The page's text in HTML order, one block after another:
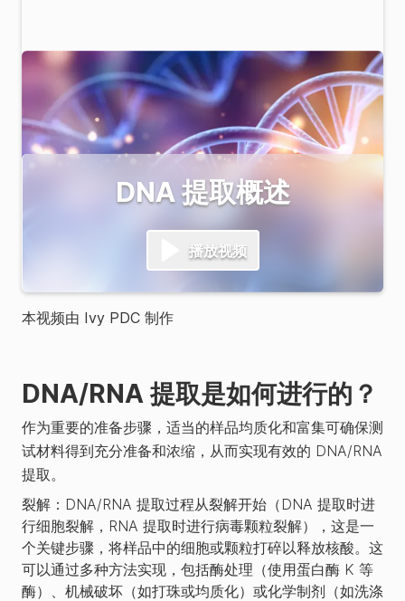
DNA 提取概述
播放视频
本视频由 Ivy PDC 制作
DNA/RNA 提取是如何进行的？
作为重要的准备步骤，适当的样品均质化和富集可确保测
试材料得到充分准备和浓缩，从而实现有效的 DNA/RNA
提取。
裂解： DNA/RNA 提取过程从裂解开始（DNA 提取时进
行细胞裂解，RNA 提取时进行病毒颗粒裂解），这是一
个关键步骤，将样品中的细胞或颗粒打碎以释放核酸。这
可以通过多种方法实现，包括酶处理（使用蛋白酶 K 等
酶）、机械破坏（如打珠或均质化）或化学制剂（如洗涤